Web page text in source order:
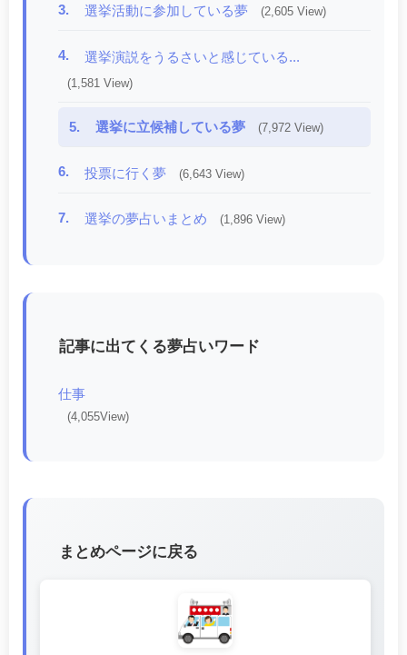
3. 選挙活動に参加している夢 (2,605 View)
4. 選挙演説をうるさいと感じている...
(1,581 View)
5. 選挙に立候補している夢 (7,972 View)
6. 投票に行く夢 (6,643 View)
7. 選挙の夢占いまとめ (1,896 View)
記事に出てくる夢占いワード
仕事
(4,055View)
まとめページに戻る